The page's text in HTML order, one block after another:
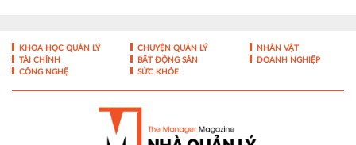
KHOA HỌC QUẢN LÝ CHUYỆN QUẢN LÝ
NHÂN VẬT
TÀI CHÍNH
BẤT ĐỘNG SẢN
DOANH NGHIỆP
CÔNG NGHỆ
SỨC KHỎE